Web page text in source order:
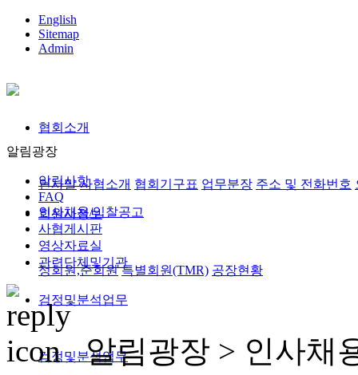
English
Sitemap
Admin
협회소개
인사말 사협소개 협회기구표 업무분장 주소 및 전화번호
회원사정보
정회원,준회원 특별회원(TMR) 공장현황
검정및분석업무
검정및분석업무
알림광장
알림사항
FAQ
인사채용/입찰공고
사협게시판
영상자료실
관련단체및기관
알림광장 > 인사채